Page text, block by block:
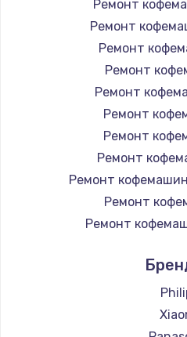
Ремонт
935
Чистка
760
Замена
Ремонт
Ремонт
Ремонт
Ремонт
Ремонт
Ремонт
Ремонт
Ремонт
Ремонт
Ремонт
Ремонт
Ремонт
Ремонт
Ремонт
Ремонт
Ремонт